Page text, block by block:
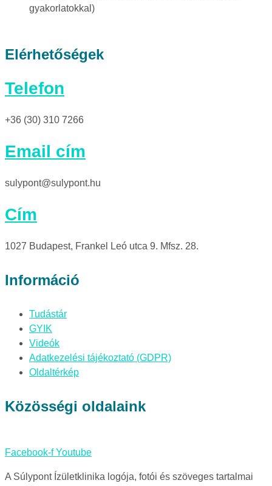
gyakorlatokkal)
Elérhetőségek
Telefon
+36 (30) 310 7266
Email cím
sulypont@sulypont.hu
Cím
1027 Budapest, Frankel Leó utca 9. Mfsz. 28.
Információ
Tudástár
GYIK
Videók
Adatkezelési tájékoztató (GDPR)
Oldaltérkép
Közösségi oldalaink
Facebook-f Youtube
A Súlypont Ízületklinika logója, fotói és szöveges tartalmai